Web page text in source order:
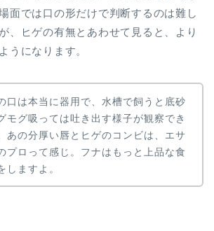
面では口の形だけで判断するのは難し
、ヒゲの有無とあわせて見ると、より
うになります。
口は本当に器用で、水槽で飼うと底砂
モグ吸っては吐き出す様子が観察でき
あの分厚い唇とヒゲのコンビは、エサ
プロって感じ。フナはもっと上品な食
しますよ。